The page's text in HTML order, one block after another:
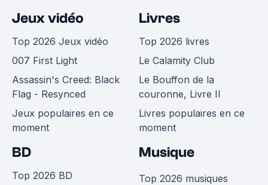
Jeux vidéo
Top 2026 Jeux vidéo
007 First Light
Assassin's Creed: Black
Flag - Resynced
Jeux populaires en ce
moment
Livres
Top 2026 livres
Le Calamity Club
Le Bouffon de la
couronne, Livre II
Livres populaires en ce
moment
BD
Top 2026 BD
Musique
Top 2026 musiques